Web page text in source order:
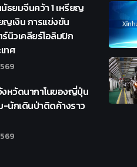
ธยมจีนคว้า 1 เหรียญ
ญเงิน การแข่งขัน
นิวเคลียร์โอลิมปิก
ทศ
หวัดนากาโนของญี่ปุ่น
-นักเดินป่าติดค้างราว